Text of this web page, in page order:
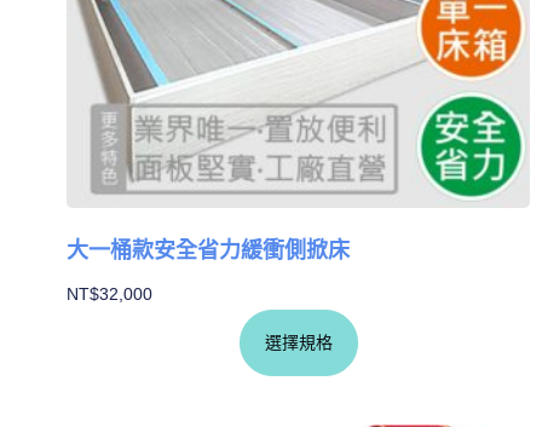
大一桶款安全省力緩衝側掀床
NT$32,000
選擇規格